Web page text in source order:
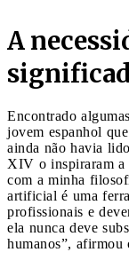
A
Encontrado
jovem espanhol
ainda não havia
XIV o inspiraram a
com a minha
artificial é uma
profissionais e
ela nunca deve
humanos”, afirmou